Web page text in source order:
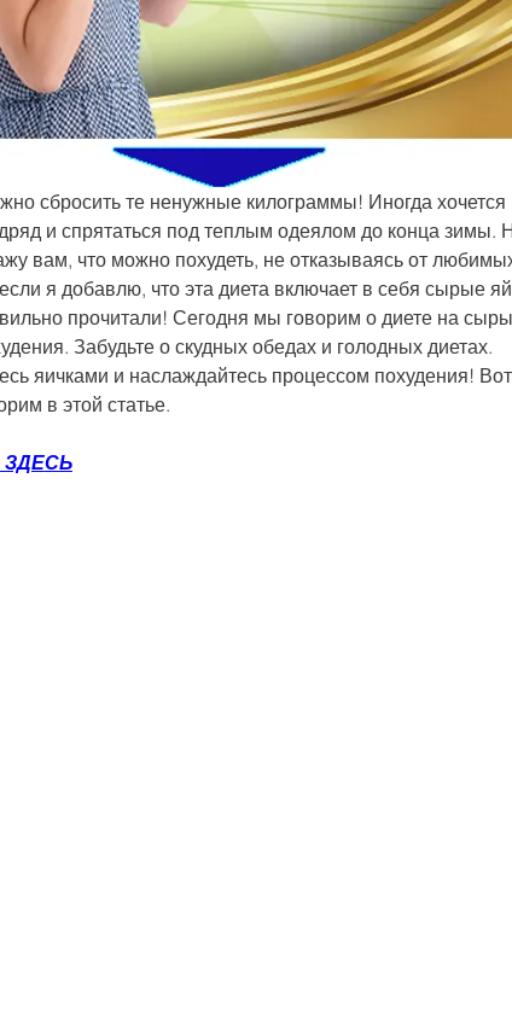
сбросить те ненужные килограммы! Иногда хочется
и спрятаться под теплым одеялом до конца зимы.
вам, что можно похудеть, не отказываясь от
я добавлю, что эта диета включает в себя сырые
прочитали! Сегодня мы говорим о диете на
Забудьте о скудных обедах и голодных диетах.
яичками и наслаждайтесь процессом похудения!
в этой статье.